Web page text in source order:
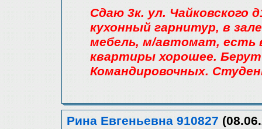
Сдаю 3к. ул. Чайковского
кухонный гарнитур, в
мебель, м/автомат, есть
квартиры хорошее.
Командировочных.
Рина Евгеньевна 910827